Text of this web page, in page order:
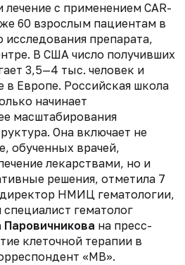
с применением CAR-
60 взрослым пациентам в
исследования препарата,
В США число получивших
3,5—4 тыс. человек и
в Европе. Российская школа
начинает
масштабирования
Она включает не
обученных врачей,
лекарствами, но и
решения, отметила 7
НМИЦ гематологии,
гематолог
Паровичникова на пресс-
клеточной терапии в
«МВ».